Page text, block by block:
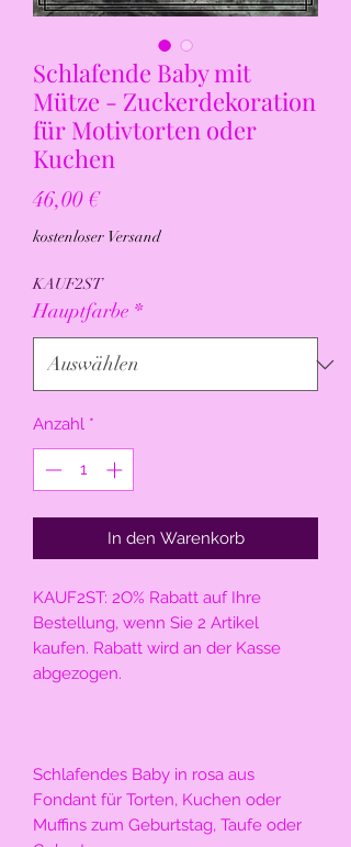
Schlafende Baby mit
Mütze - Zuckerdekoration
für Motivtorten oder
Kuchen
46,00 €Preis
kostenloser Versand
KAUF2ST
Hauptfarbe *
Anzahl *
In den Warenkorb
KAUF2ST: 2O% Rabatt auf Ihre
Bestellung, wenn Sie 2 Artikel
kaufen. Rabatt wird an der Kasse
abgezogen.
Schlafendes Baby in rosa aus
Fondant für Torten, Kuchen oder
Muffins zum Geburtstag, Taufe oder